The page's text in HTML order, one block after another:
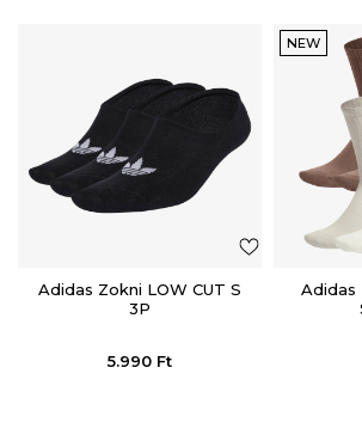
Adidas Zokni LOW CUT S
3P
5.990 Ft
NEW
Adidas